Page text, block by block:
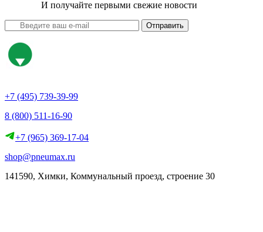
И получайте первыми свежие новости
Отправить
+7 (495) 739-39-99
8 (800) 511-16-90
+7 (965) 369-17-04
shop@pneumax.ru
141590, Химки, Коммунальный проезд, строение 30